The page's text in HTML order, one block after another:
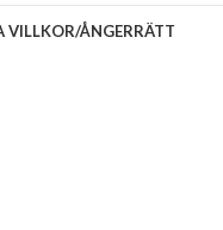
VILLKOR/ÅNGERRÄTT